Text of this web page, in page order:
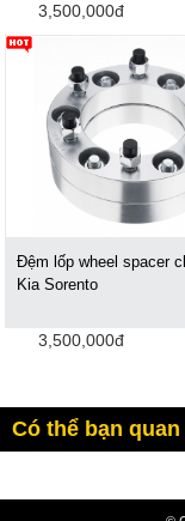
3,500,000đ
Đệm lốp wheel spacer
Kia Sorento
3,500,000đ
Có thể bạn quan